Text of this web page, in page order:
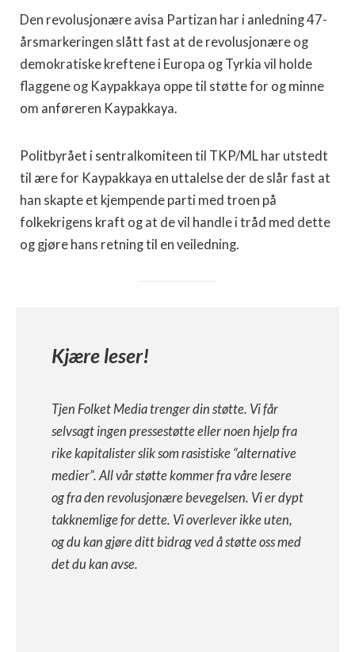
Den revolusjonære avisa Partizan har i anledning 47-
årsmarkeringen slått fast at de revolusjonære og
demokratiske kreftene i Europa og Tyrkia vil holde
flaggene og Kaypakkaya oppe til støtte for og minne
om anføreren Kaypakkaya.
Politbyrået i sentralkomiteen til TKP/ML har utstedt
til ære for Kaypakkaya en uttalelse der de slår fast at
han skapte et kjempende parti med troen på
folkekrigens kraft og at de vil handle i tråd med dette
og gjøre hans retning til en veiledning.
Kjære leser!
Tjen Folket Media trenger din støtte. Vi får
selvsagt ingen pressestøtte eller noen hjelp fra
rike kapitalister slik som rasistiske “alternative
medier”. All vår støtte kommer fra våre lesere
og fra den revolusjonære bevegelsen. Vi er dypt
takknemlige for dette. Vi overlever ikke uten,
og du kan gjøre ditt bidrag ved å støtte oss med
det du kan avse.